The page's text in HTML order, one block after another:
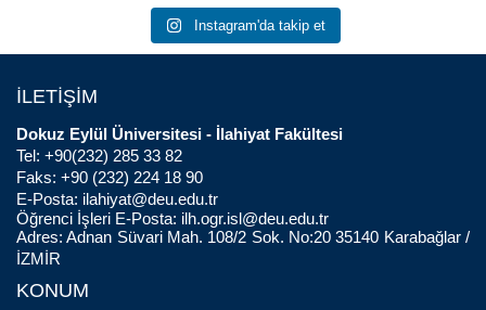
Instagram'da takip et
İLETİŞİM
Dokuz Eylül Üniversitesi - İlahiyat Fakültesi
Tel: +90(232) 285 33 82
Faks: +90 (232) 224 18 90
E-Posta: ilahiyat@deu.edu.tr
Öğrenci İşleri E-Posta: ilh.ogr.isl@deu.edu.tr
Adres: Adnan Süvari Mah. 108/2 Sok. No:20 35140 Karabağlar /
İZMİR
KONUM